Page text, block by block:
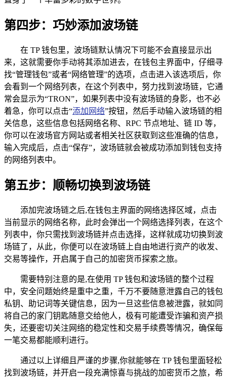
第四步：巧妙添加波场链
在 TP 钱包里，波场链默认情况下可能不会直接显示出
来，这就需要你手动将其添加进去，在钱包主界面中，仔细寻
找“管理钱包”或者“网络管理”的选项，点击进入该选项后，你
会看到一个网络列表，在这个列表中，努力找到波场链，它通
常会显示为“TRON”，如果列表中没有波场链的身影，也不必
着急，你可以点击“添加网络”按钮，然后手动输入波场链的相
关信息，这些信息包括网络名称、RPC 节点地址、链 ID 等，
你可以在波场官方网站或者相关社区获取到这些准确的信息，
输入完成后，点击“保存”，波场链就会被成功添加到钱包支持
的网络列表中。
第五步：顺畅切换到波场链
添加完波场链之后,在钱包主界面的网络选择区域，点击
当前显示的网络名称，此时会弹出一个网络选择列表，在这个
列表中，你只需找到波场链并点击选择，这样就成功切换到波
场链了，从此，你便可以在波场链上自由地进行资产的收发、
交易等操作，开启属于自己的加密货币探索之旅。
需要特别注意的是,在使用 TP 钱包和波场链的整个过程
中，安全问题始终是重中之重，千万不要随意泄露自己的钱包
私钥、助记词等关键信息，因为一旦这些信息被泄露，就如同
将自己的家门钥匙随意交给他人，极有可能遭受诈骗和资产损
失，还要密切关注网络的稳定性和交易手续费等情况，确保每
一笔交易都能顺利进行。
通过以上详细且严谨的步骤,你就能够在 TP 钱包里面轻松
找到波场链，并开启一段充满惊喜与挑战的加密货币之旅，希